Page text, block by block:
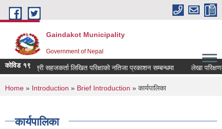
Skip to main content
Gaindakot Municipality
Government of Nepal
कोविड १९
बालमैत्री सहजकर्ता लिखित परिक्षाको नतिजा प्रकाशन सम्बन्धमा लेखा परिक्षणका
You are here
Home » Introduction » Brief Introduction » कार्यपालिका
कार्यपालिका